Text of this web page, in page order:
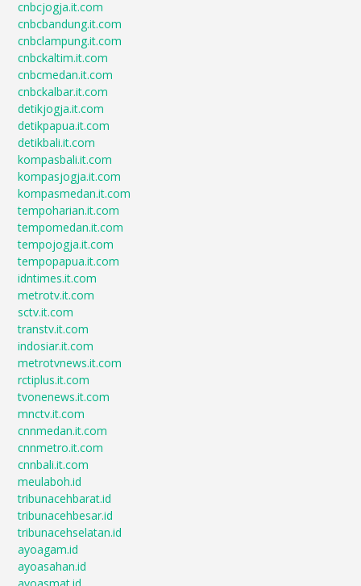
cnbcjogja.it.com
cnbcbandung.it.com
cnbclampung.it.com
cnbckaltim.it.com
cnbcmedan.it.com
cnbckalbar.it.com
detikjogja.it.com
detikpapua.it.com
detikbali.it.com
kompasbali.it.com
kompasjogja.it.com
kompasmedan.it.com
tempoharian.it.com
tempomedan.it.com
tempojogja.it.com
tempopapua.it.com
idntimes.it.com
metrotv.it.com
sctv.it.com
transtv.it.com
indosiar.it.com
metrotvnews.it.com
rctiplus.it.com
tvonenews.it.com
mnctv.it.com
cnnmedan.it.com
cnnmetro.it.com
cnnbali.it.com
meulaboh.id
tribunacehbarat.id
tribunacehbesar.id
tribunacehselatan.id
ayoagam.id
ayoasahan.id